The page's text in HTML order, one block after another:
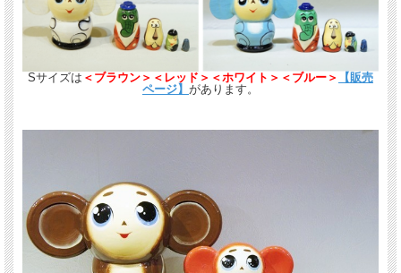
Sサイズは ＜ブラウン＞＜レッド＞＜ホワイト＞＜ブルー＞
【販売
ページ】 があります。